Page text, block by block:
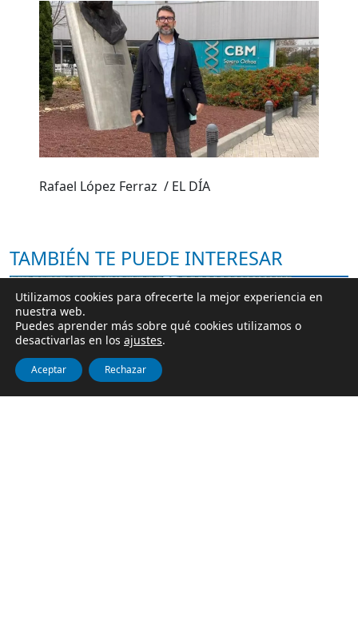
Rafael López Ferraz/ EL DÍA
TAMBIÉN TE PUEDE INTERESAR
Utilizamos cookies para ofrecerte la mejor experiencia en
nuestra web.
Puedes aprender más sobre qué cookies utilizamos o
desactivarlas en los ajustes.
Aceptar Rechazar